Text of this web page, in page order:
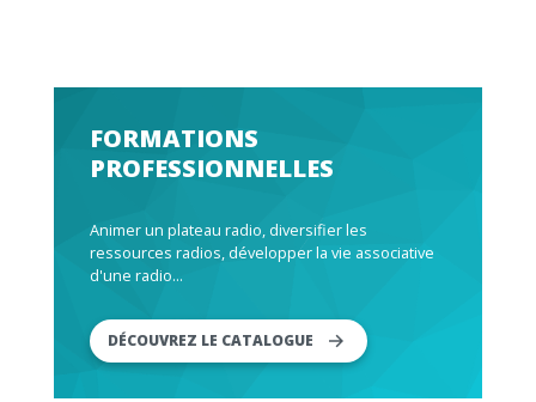
FORMATIONS
PROFESSIONNELLES
Animer un plateau radio, diversifier les
ressources radios, développer la vie associative
d'une radio...
DÉCOUVREZ LE CATALOGUE